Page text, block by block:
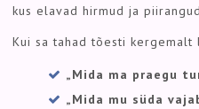
kus elavad hirmud ja
Kui sa tahad tõesti kergemalt
„Mida ma praegu
„Mida mu süda